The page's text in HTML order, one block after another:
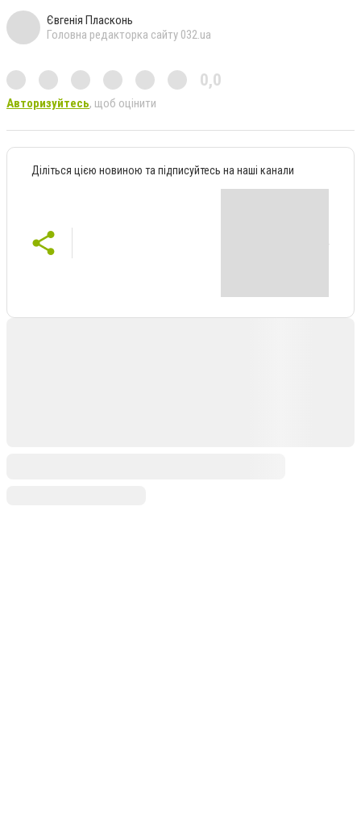
Євгенія Пласконь
Головна редакторка сайту 032.ua
0,0
Авторизуйтесь, щоб оцінити
Діліться цією новиною та підписуйтесь на наші канали